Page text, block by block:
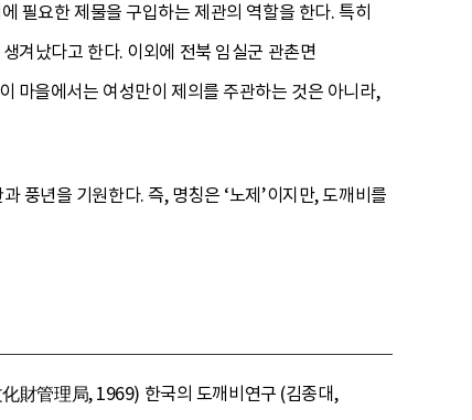
필요한 제물을 구입하는 제관의 역할을 한다. 특히
겨났다고 한다. 이외에 전북 임실군 관촌면
마을에서는 여성만이 제의를 주관하는 것은 아니라,
풍년을 기원한다. 즉, 명칭은 ‘노제’이지만, 도깨비를
管理局, 1969) 한국의 도깨비연구 (김종대,